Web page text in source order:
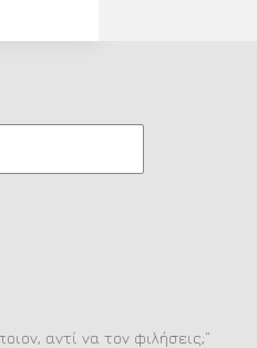
αντί να τον φιλήσεις;”